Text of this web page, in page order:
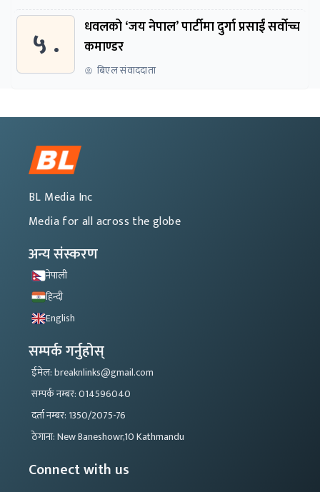
५ .
धवलको ‘जय नेपाल’ पार्टीमा दुर्गा प्रसाईं सर्वोच्च
कमाण्डर
बिएल संवाददाता
BL Media Inc
Media for all across the globe
अन्य संस्करण
नेपाली
हिन्दी
English
सम्पर्क गर्नुहोस्
ईमेल: breaknlinks@gmail.com
सम्पर्क नम्बर: 014596040
दर्ता नम्बर: 1350/2075-76
ठेगाना: New Baneshowr,10 Kathmandu
Connect with us